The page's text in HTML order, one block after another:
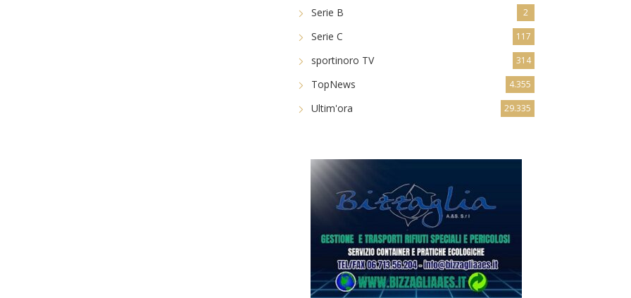
Serie B 2
Serie C 117
sportinoro TV 314
TopNews 4.355
Ultim'ora 29.335